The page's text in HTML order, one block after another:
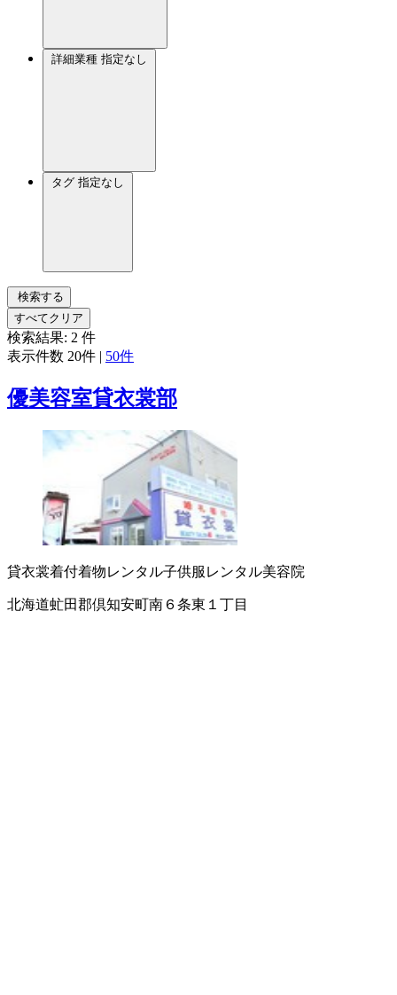
詳細業種 指定なし
タグ 指定なし
検索する
すべてクリア
検索結果: 2 件
表示件数 20件 | 50件
優美容室貸衣裳部
貸衣裳着付着物レンタル子供服レンタル美容院
北海道虻田郡倶知安町南６条東１丁目